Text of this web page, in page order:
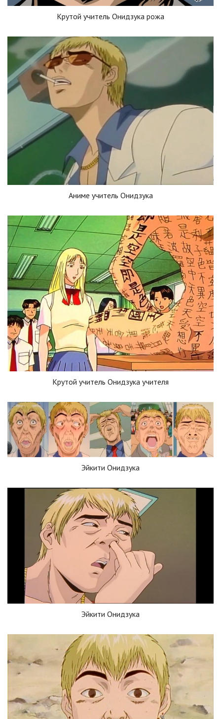
Крутой учитель Онидзука рожа
Аниме учитель Онидзука
Крутой учитель Онидзука учителя
Эйкити Онидзука
Эйкити Онидзука